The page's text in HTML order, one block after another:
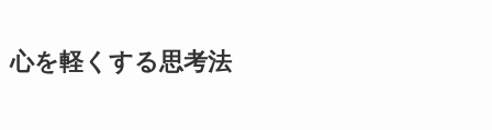
心を軽くする思考法